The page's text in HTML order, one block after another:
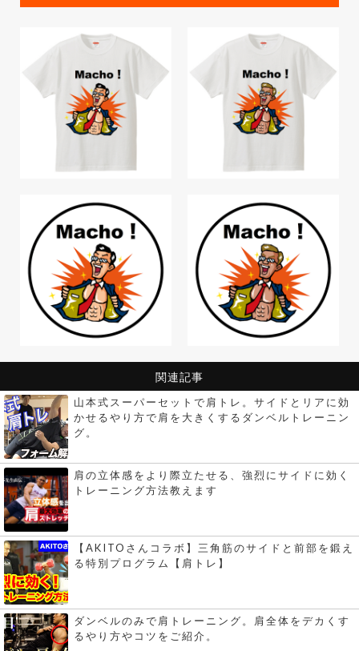
関連記事
山本式スーパーセットで肩トレ。サイドとリアに効
かせるやり方で肩を大きくするダンベルトレーニン
グ。
肩の立体感をより際立たせる、強烈にサイドに効く
トレーニング方法教えます
【AKITOさんコラボ】三角筋のサイドと前部を鍛え
る特別プログラム【肩トレ】
ダンベルのみで肩トレーニング。肩全体をデカくす
るやり方やコツをご紹介。